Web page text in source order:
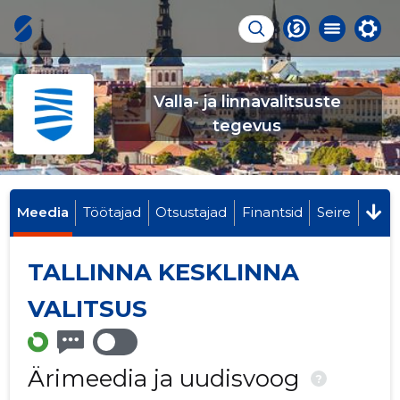
Valla- ja linnavalitsuste
tegevus
Meedia Töötajad Otsustajad Finantsid Seire
TALLINNA KESKLINNA
VALITSUS
Ärimeedia ja uudisvoog ?